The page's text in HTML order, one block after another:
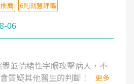
薦 6則就醫評鑑
06
並情緒性字眼攻擊病人，不
質疑其他醫生的判斷！
更多